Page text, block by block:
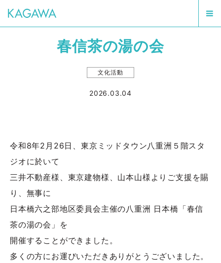
春信茶の湯の会
文化活動
2026.03.04
令和8年2月26日、東京ミッドタウン八重洲５階スタ
ジオに於いて
三井不動産様、東京建物様、山本山様よりご支援を賜
り、無事に
日本橋六之部地区委員会主催の八重洲 日本橋「春信
茶の湯の会」を
開催することができました。
多くの方にお運びいただきありがとうございました。